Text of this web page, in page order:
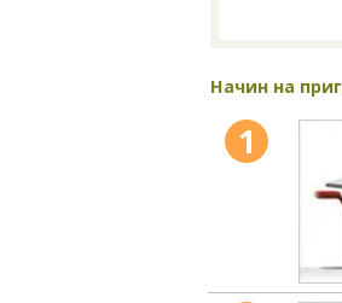
Начин на
1